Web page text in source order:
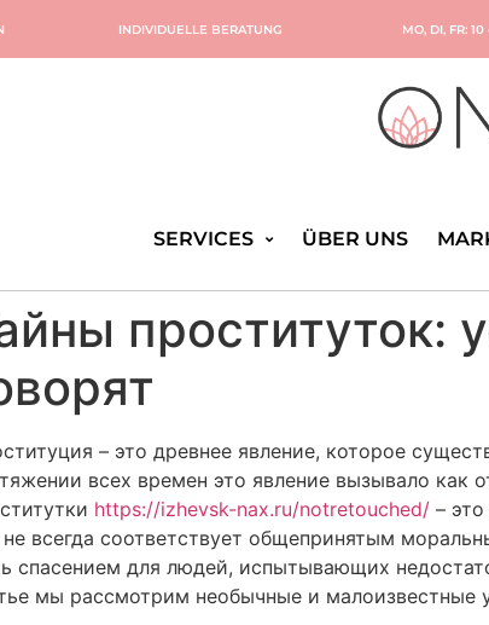
INDIVIDUELLE BERATUNG MO, DI, FR:
SERVICES ÜBER UNS
проституток:
– это древнее явление, которое
всех времен это явление вызывало
https://izhevsk-nax.ru/notretouched/ –
не всегда соответствует общепринятым
спасением для людей, испытывающих
мы рассмотрим необычные и малоизвестные